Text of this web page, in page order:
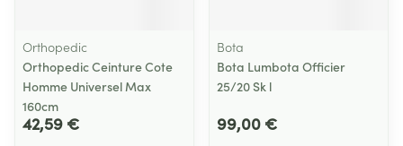
Orthopedic
Orthopedic Ceinture Cote
Homme Universel Max
160cm
42,59 €
Bota
Bota Lumbota Officier
25/20 Sk l
99,00 €